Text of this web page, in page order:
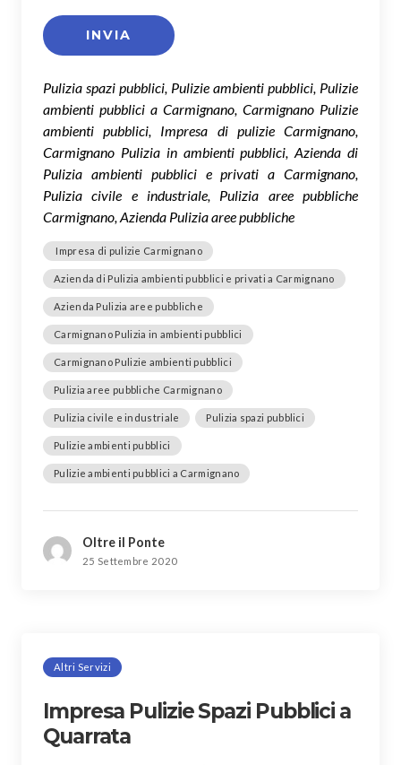
Pulizia spazi pubblici, Pulizie ambienti pubblici, Pulizie
ambienti pubblici a Carmignano, Carmignano Pulizie
ambienti pubblici, Impresa di pulizie Carmignano,
Carmignano Pulizia in ambienti pubblici, Azienda di
Pulizia ambienti pubblici e privati a Carmignano,
Pulizia civile e industriale, Pulizia aree pubbliche
Carmignano, Azienda Pulizia aree pubbliche
Impresa di pulizie Carmignano
Azienda di Pulizia ambienti pubblici e privati a Carmignano
Azienda Pulizia aree pubbliche
Carmignano Pulizia in ambienti pubblici
Carmignano Pulizie ambienti pubblici
Pulizia aree pubbliche Carmignano
Pulizia civile e industriale Pulizia spazi pubblici
Pulizie ambienti pubblici
Pulizie ambienti pubblici a Carmignano
Oltre il Ponte
25 Settembre 2020
Altri Servizi
Impresa Pulizie Spazi Pubblici a
Quarrata